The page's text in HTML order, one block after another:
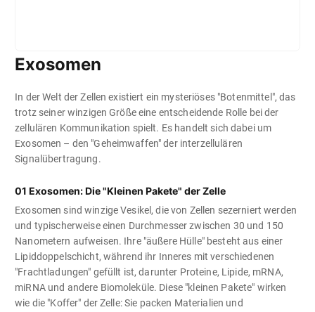
Exosomen
In der Welt der Zellen existiert ein mysteriöses "Botenmittel", das
trotz seiner winzigen Größe eine entscheidende Rolle bei der
zellulären Kommunikation spielt. Es handelt sich dabei um
Exosomen – den "Geheimwaffen" der interzellulären
Signalübertragung.
01 Exosomen: Die "Kleinen Pakete" der Zelle
Exosomen sind winzige Vesikel, die von Zellen sezerniert werden
und typischerweise einen Durchmesser zwischen 30 und 150
Nanometern aufweisen. Ihre "äußere Hülle" besteht aus einer
Lipiddoppelschicht, während ihr Inneres mit verschiedenen
"Frachtladungen" gefüllt ist, darunter Proteine, Lipide, mRNA,
miRNA und andere Biomoleküle. Diese "kleinen Pakete" wirken
wie die "Koffer" der Zelle: Sie packen Materialien und